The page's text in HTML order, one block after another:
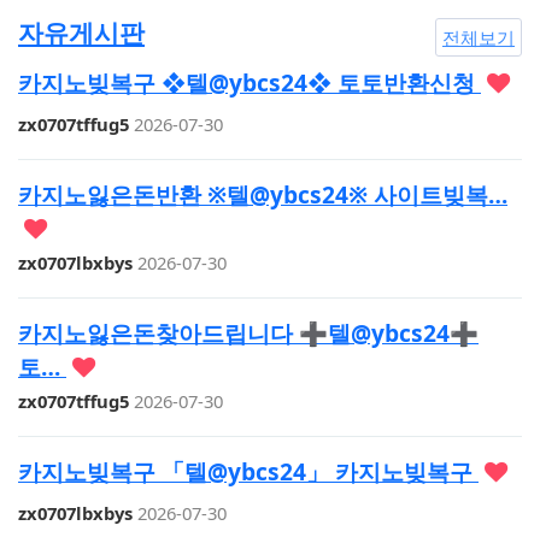
자유게시판
카지노빚복구 ❖텔@ybcs24❖ 토토반환신청
zx0707tffug5 2026-07-30
카지노잃은돈반환 ※텔@ybcs24※ 사이트빚복…
zx0707lbxbys 2026-07-30
카지노잃은돈찾아드립니다 ➕텔@ybcs24➕
토…
zx0707tffug5 2026-07-30
카지노빚복구 「텔@ybcs24」 카지노빚복구
zx0707lbxbys 2026-07-30
전체보기